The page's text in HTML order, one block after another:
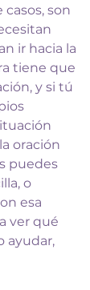
casos, son
ir hacia la
tiene que
y si tú
oración
puedes
o
esa
ver qué
ayudar,